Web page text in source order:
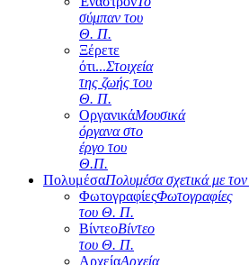
σύμπαν του
Θ. Π.
Ξέρετε
ότι...Στοιχεία
της ζωής του
Θ. Π.
ΟργανικάΜουσικά
όργανα στο
έργο του
Θ.Π.
ΠολυμέσαΠολυμέσα σχετικά με
ΦωτογραφίεςΦωτογραφίες
του Θ. Π.
ΒίντεοΒίντεο
του Θ. Π.
ΑρχείαΑρχεία